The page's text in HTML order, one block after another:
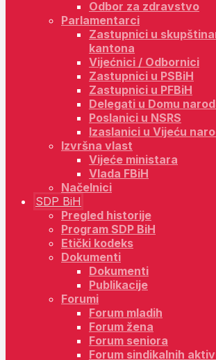
Odbor za zdravstvo
Parlamentarci
Zastupnici u
kantona
Vijećnici / Odbornici
Zastupnici u PSBiH
Zastupnici u PFBiH
Delegati u Domu
Poslanici u NSRS
Izaslanici u Vijeću
Izvršna vlast
Vijeće ministara
Vlada FBiH
Načelnici
SDP BiH
Pregled historije
Program SDP BiH
Etički kodeks
Dokumenti
Dokumenti
Publikacije
Forumi
Forum mladih
Forum žena
Forum seniora
Forum sindikalnih